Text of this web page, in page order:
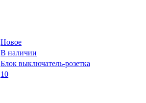
Новое
В наличии
Блок выключатель-розетка
10